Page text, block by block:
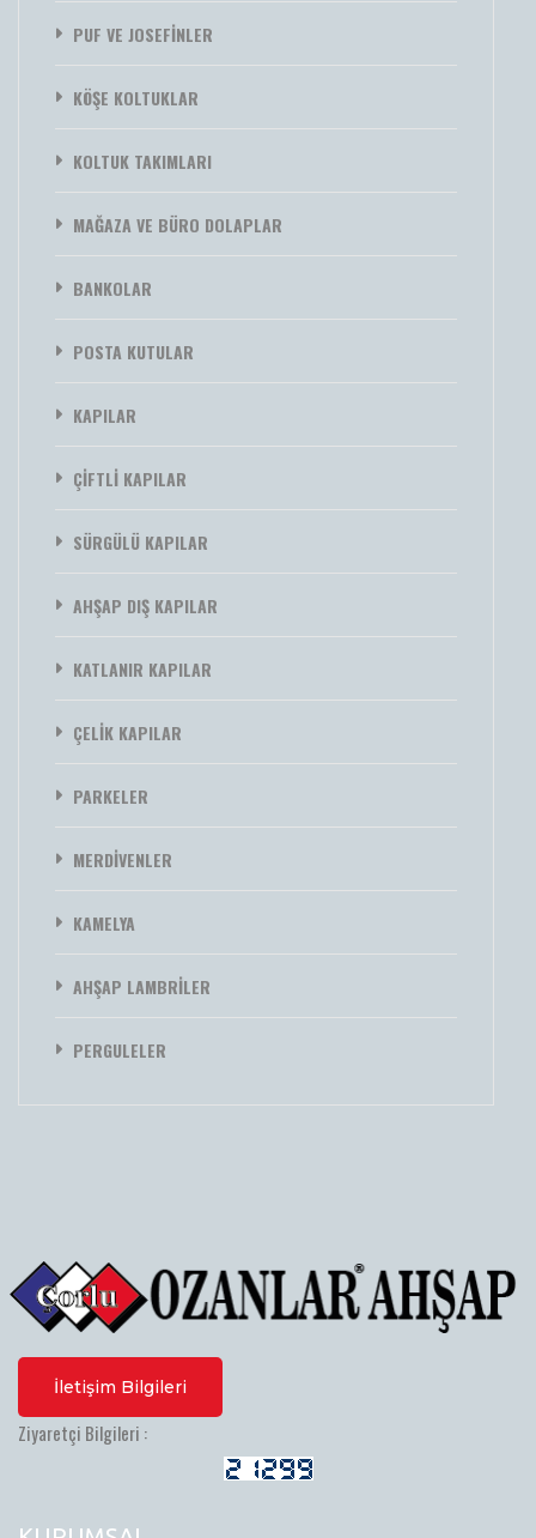
PUF VE JOSEFİNLER
KÖŞE KOLTUKLAR
KOLTUK TAKIMLARI
MAĞAZA VE BÜRO DOLAPLAR
BANKOLAR
POSTA KUTULAR
KAPILAR
ÇİFTLİ KAPILAR
SÜRGÜLÜ KAPILAR
AHŞAP DIŞ KAPILAR
KATLANIR KAPILAR
ÇELİK KAPILAR
PARKELER
MERDİVENLER
KAMELYA
AHŞAP LAMBRİLER
PERGULELER
İletişim Bilgileri
Ziyaretçi Bilgileri :